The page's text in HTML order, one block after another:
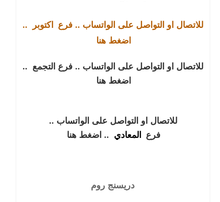
للاتصال او التواصل على الواتساب .. فرع اكتوبر
..
اضغط هنا
للاتصال او التواصل على الواتساب .. فرع التجمع
..
اضغط هنا
فرع
المعادي .. اضغط هنا
دريسنج روم